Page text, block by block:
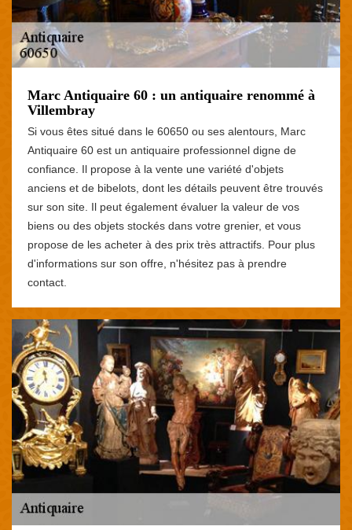
Marc Antiquaire 60 : un antiquaire renommé à
Villembray
Si vous êtes situé dans le 60650 ou ses alentours, Marc
Antiquaire 60 est un antiquaire professionnel digne de
confiance. Il propose à la vente une variété d'objets
anciens et de bibelots, dont les détails peuvent être trouvés
sur son site. Il peut également évaluer la valeur de vos
biens ou des objets stockés dans votre grenier, et vous
propose de les acheter à des prix très attractifs. Pour plus
d'informations sur son offre, n'hésitez pas à prendre
contact.